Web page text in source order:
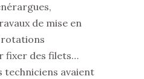
de mise en
rotations
fixer des filets…
techniciens avaient